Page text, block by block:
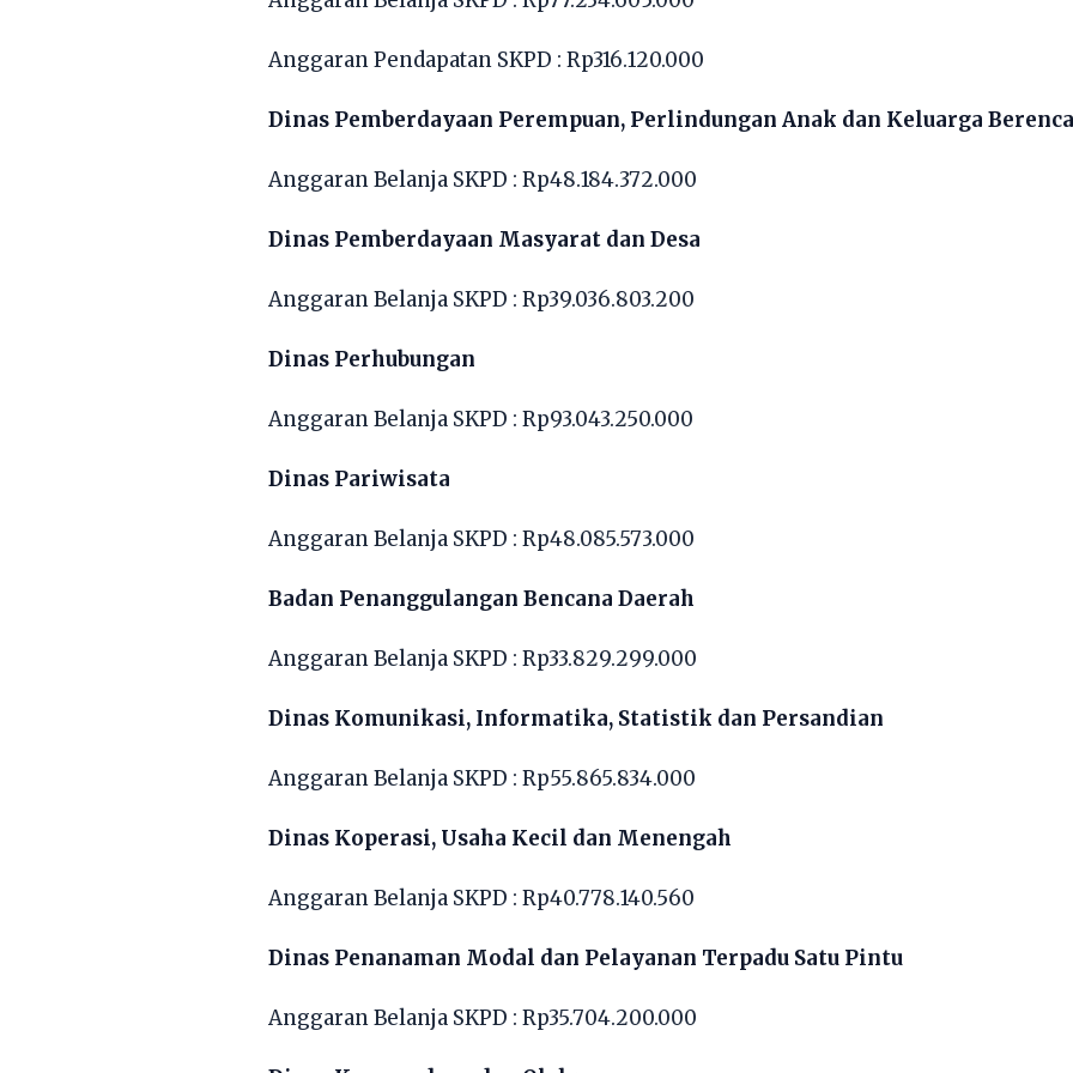
Anggaran Pendapatan SKPD : Rp316.120.000
Dinas Pemberdayaan Perempuan, Perlindungan Anak dan Keluarga
Anggaran Belanja SKPD : Rp48.184.372.000
Dinas Pemberdayaan Masyarat dan Desa
Anggaran Belanja SKPD : Rp39.036.803.200
Dinas Perhubungan
Anggaran Belanja SKPD : Rp93.043.250.000
Dinas Pariwisata
Anggaran Belanja SKPD : Rp48.085.573.000
Badan Penanggulangan Bencana Daerah
Anggaran Belanja SKPD : Rp33.829.299.000
Dinas Komunikasi, Informatika, Statistik dan Persandian
Anggaran Belanja SKPD : Rp55.865.834.000
Dinas Koperasi, Usaha Kecil dan Menengah
Anggaran Belanja SKPD : Rp40.778.140.560
Dinas Penanaman Modal dan Pelayanan Terpadu Satu Pintu
Anggaran Belanja SKPD : Rp35.704.200.000